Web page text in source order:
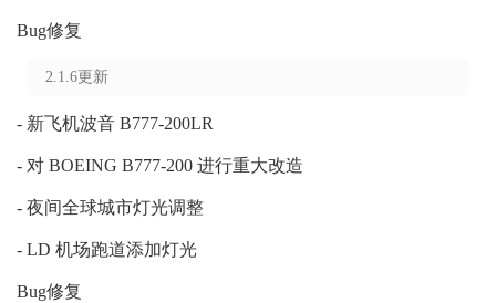
Bug修复
2.1.6更新
- 新飞机波音 B777-200LR
- 对 BOEING B777-200 进行重大改造
- 夜间全球城市灯光调整
- LD 机场跑道添加灯光
Bug修复